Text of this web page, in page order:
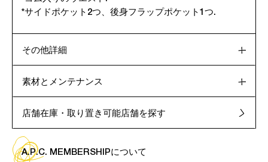
*サイドポケット2つ、後身フラップポケット1つ.
その他詳細
素材とメンテナンス
店舗在庫・取り置き可能店舗を探す
A.P.C. MEMBERSHIPについて